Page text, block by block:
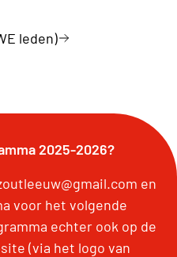
leden)
2025-2026?
en
voor het volgende
echter ook op de
(via het logo van